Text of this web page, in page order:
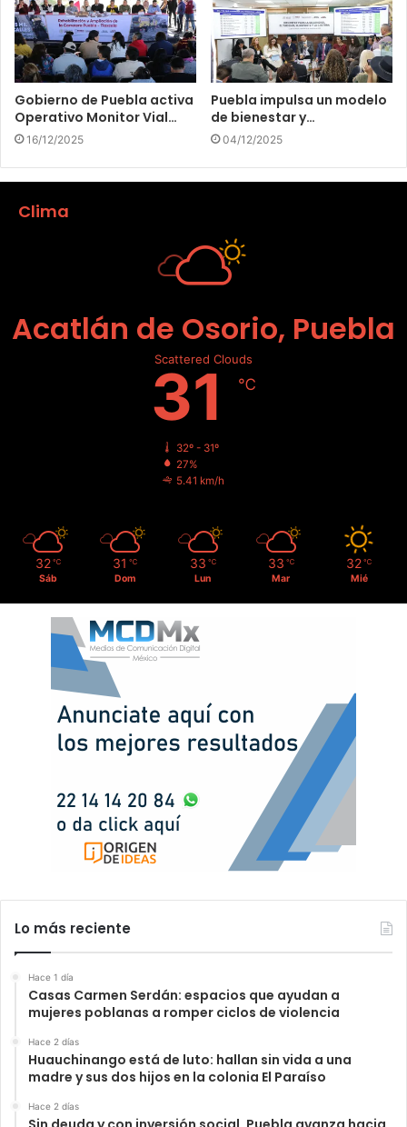
Gobierno de Puebla activa
Operativo Monitor Vial…
16/12/2025
Puebla impulsa un modelo
de bienestar y…
04/12/2025
Clima
Acatlán de Osorio, Puebla
Scattered Clouds
31 ℃
32º - 31º
27%
5.41 km/h
32 ℃
Sáb
31 ℃
Dom
33 ℃
Lun
33 ℃
Mar
32 ℃
Mié
Lo más reciente
Hace 1 día
Casas Carmen Serdán: espacios que ayudan a
mujeres poblanas a romper ciclos de violencia
Hace 2 días
Huauchinango está de luto: hallan sin vida a una
madre y sus dos hijos en la colonia El Paraíso
Hace 2 días